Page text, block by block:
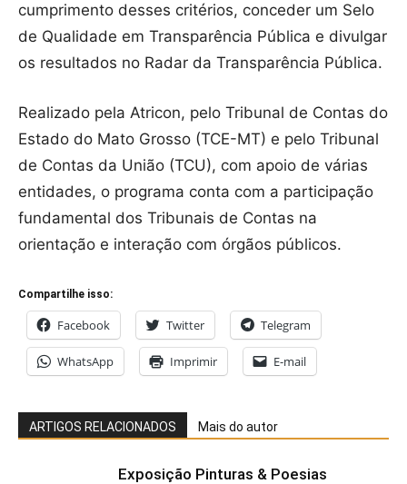
cumprimento desses critérios, conceder um Selo
de Qualidade em Transparência Pública e divulgar
os resultados no Radar da Transparência Pública.
Realizado pela Atricon, pelo Tribunal de Contas do
Estado do Mato Grosso (TCE-MT) e pelo Tribunal
de Contas da União (TCU), com apoio de várias
entidades, o programa conta com a participação
fundamental dos Tribunais de Contas na
orientação e interação com órgãos públicos.
Compartilhe isso:
Facebook Twitter Telegram
WhatsApp Imprimir E-mail
ARTIGOS RELACIONADOS Mais do autor
Exposição Pinturas & Poesias